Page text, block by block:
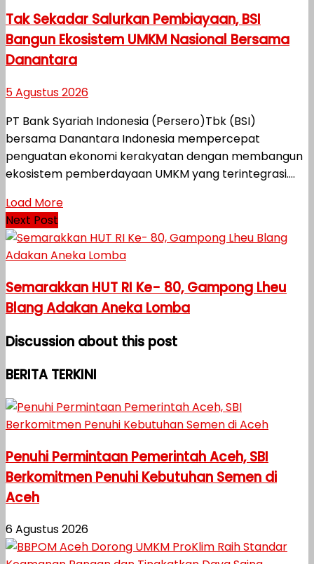
Tak Sekadar Salurkan Pembiayaan, BSI
Bangun Ekosistem UMKM Nasional Bersama
Danantara
5 Agustus 2026
PT Bank Syariah Indonesia (Persero)Tbk (BSI)
bersama Danantara Indonesia mempercepat
penguatan ekonomi kerakyatan dengan membangun
ekosistem pemberdayaan UMKM yang terintegrasi....
Load More
Next Post
Semarakkan HUT RI Ke- 80, Gampong Lheu
Blang Adakan Aneka Lomba
Discussion about this post
BERITA TERKINI
Penuhi Permintaan Pemerintah Aceh, SBI
Berkomitmen Penuhi Kebutuhan Semen di
Aceh
6 Agustus 2026